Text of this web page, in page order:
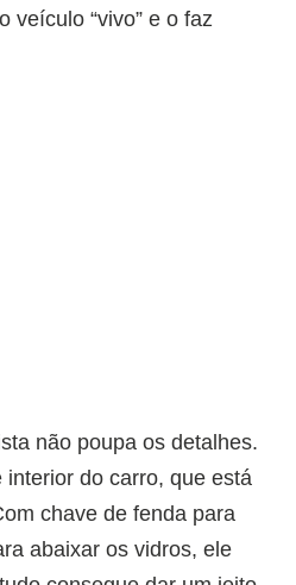
veículo “vivo” e o faz
não poupa os detalhes.
do carro, que está
chave de fenda para
abaixar os vidros, ele